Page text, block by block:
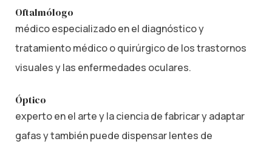
Oftalmólogo
médico especializado en el diagnóstico y
tratamiento médico o quirúrgico de los trastornos
visuales y las enfermedades oculares.
Óptico
experto en el arte y la ciencia de fabricar y adaptar
gafas y también puede dispensar lentes de